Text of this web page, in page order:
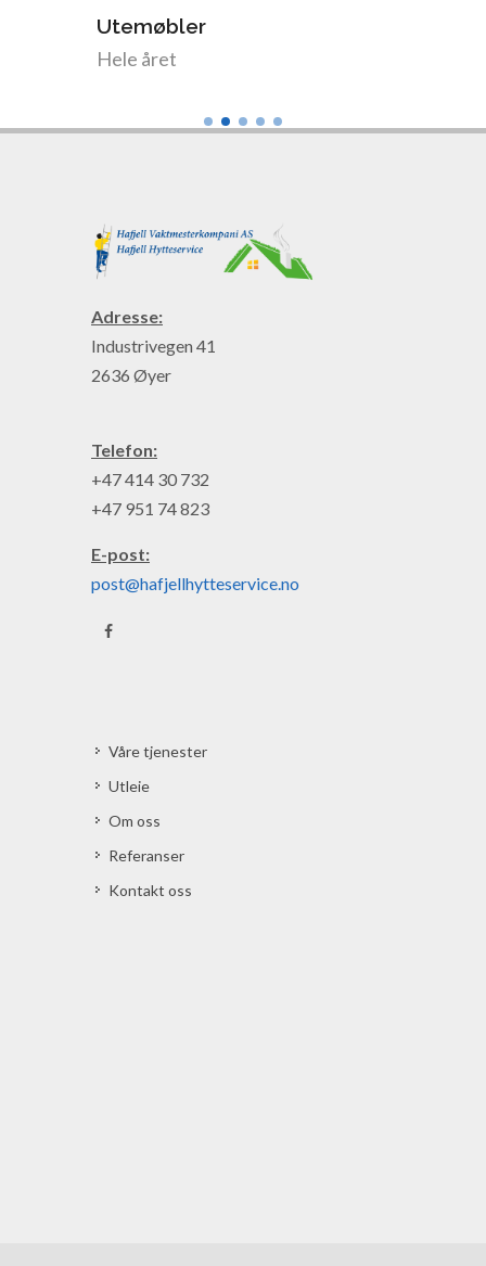
Utemøbler
Hele året
Adresse:
Industrivegen 41
2636 Øyer
Telefon:
+47 414 30 732
+47 951 74 823
E-post:
post@hafjellhytteservice.no
Våre tjenester
Utleie
Om oss
Referanser
Kontakt oss